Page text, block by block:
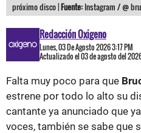
próximo disco |Fuente: Instagram / @
Redacción Oxigeno
Lunes, 03 De Agosto 2026 3:17 PM
Actualizado el 03 de agosto del
Falta muy poco para que
estrene por todo lo alto su
cantante ya anunciado que
voces, también se sabe que